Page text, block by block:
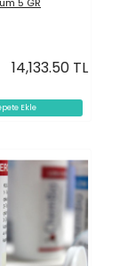
Ekle
5 GR
14,133.50 TL